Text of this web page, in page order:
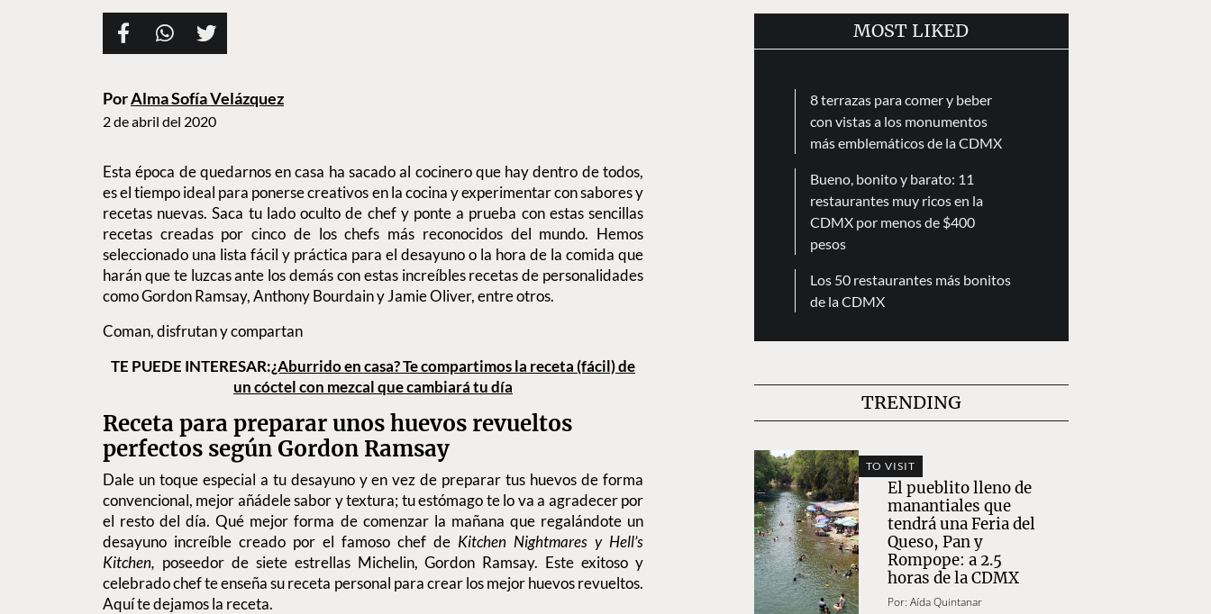
PorAlma Sofía Velázquez
2 de abril del 2020
Esta época de quedarnos en casa ha sacado al cocinero que hay dentro de todos,
es el tiempo ideal para ponerse creativos en la cocina y experimentar con sabores y
recetas nuevas. Saca tu lado oculto de chef y ponte a prueba con estas sencillas
recetas creadas por cinco de los chefs más reconocidos del mundo. Hemos
seleccionado una lista fácil y práctica para el desayuno o la hora de la comida que
harán que te luzcas ante los demás con estas increíbles recetas de personalidades
como Gordon Ramsay, Anthony Bourdain y Jamie Oliver, entre otros.
Coman, disfrutan y compartan
TE PUEDE INTERESAR:¿Aburrido en casa? Te compartimos la receta (fácil) de
un cóctel con mezcal que cambiará tu día
Receta para preparar unos huevos revueltos
perfectos según Gordon Ramsay
Dale un toque especial a tu desayuno y en vez de preparar tus huevos de forma
convencional, mejor añádele sabor y textura; tu estómago te lo va a agradecer por
el resto del día. Qué mejor forma de comenzar la mañana que regalándote un
desayuno increíble creado por el famoso chef de Kitchen Nightmares y Hell’s
Kitchen, poseedor de siete estrellas Michelin, Gordon Ramsay. Este exitoso y
celebrado chef te enseña su receta personal para crear los mejor huevos revueltos.
Aquí te dejamos la receta.
MOST LIKED
8 terrazas para comer y beber
con vistas a los monumentos
más emblemáticos de la CDMX
Bueno, bonito y barato: 11
restaurantes muy ricos en la
CDMX por menos de $400
pesos
Los 50 restaurantes más bonitos
de la CDMX
TRENDING
TO VISIT
El pueblito lleno de
manantiales que
tendrá una Feria del
Queso, Pan y
Rompope: a 2.5
horas de la CDMX
Por:Aída Quintanar